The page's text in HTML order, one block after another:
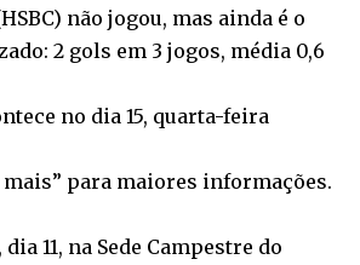
não jogou, mas ainda é o
2 gols em 3 jogos, média 0,6
no dia 15, quarta-feira
mais” para maiores informações.
11, na Sede Campestre do